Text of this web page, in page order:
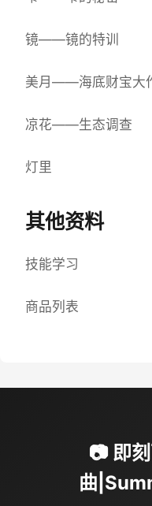
镜——镜的特训
美月——海底财宝大
凉花——生态调查
灯里
其他资料
技能学习
商品列表
📷 即
曲